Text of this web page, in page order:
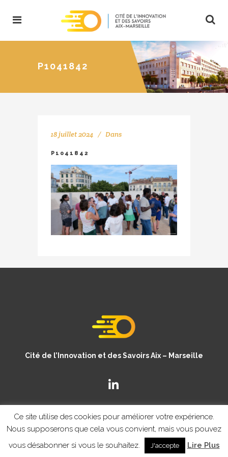
P1041842
18 juillet 2024 Dans
P1041842
Cité de l’Innovation et des Savoirs Aix – Marseille
© Copyright CISAM 2020- MENTIONS LEGALES
Ce site utilise des cookies pour améliorer votre expérience.
Nous supposerons que cela vous convient, mais vous pouvez
vous désabonner si vous le souhaitez.
J'accepte Lire Plus